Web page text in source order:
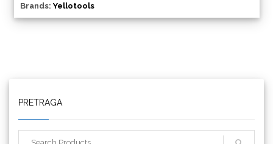
Brands:Yellotools
PRETRAGA